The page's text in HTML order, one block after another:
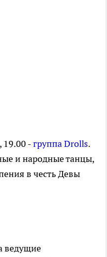
19.00 -группа Drolls.
и народные танцы,
в честь Девы
ведущие